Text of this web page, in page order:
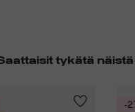
tykätä näistä
-